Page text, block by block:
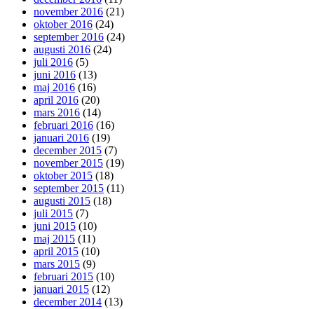
november 2016 (21)
oktober 2016 (24)
september 2016 (24)
augusti 2016 (24)
juli 2016 (5)
juni 2016 (13)
maj 2016 (16)
april 2016 (20)
mars 2016 (14)
februari 2016 (16)
januari 2016 (19)
december 2015 (7)
november 2015 (19)
oktober 2015 (18)
september 2015 (11)
augusti 2015 (18)
juli 2015 (7)
juni 2015 (10)
maj 2015 (11)
april 2015 (10)
mars 2015 (9)
februari 2015 (10)
januari 2015 (12)
december 2014 (13)